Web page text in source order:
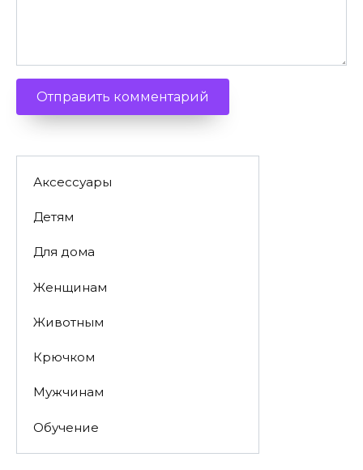
Аксессуары
Детям
Для дома
Женщинам
Животным
Крючком
Мужчинам
Обучение